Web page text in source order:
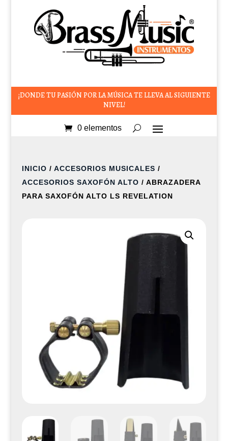
¡DONDE TU PASIÓN POR LA MÚSICA TE LLEVA AL SIGUIENTE
NIVEL!
0 elementos
INICIO / ACCESORIOS MUSICALES /
ACCESORIOS SAXOFÓN ALTO / ABRAZADERA
PARA SAXOFÓN ALTO LS REVELATION